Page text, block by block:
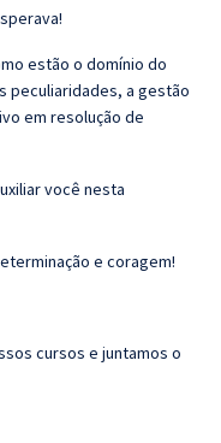
estão o domínio do
peculiaridades, a gestão
em resolução de
você nesta
e coragem!
cursos e juntamos o